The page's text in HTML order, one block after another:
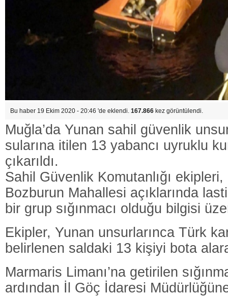
Bu haber 19 Ekim 2020 - 20:46 'de eklendi. 167.866 kez görüntülendi.
Muğla’da Yunan sahil güvenlik
sularına itilen 13 yabancı uyruklu
çıkarıldı.
Sahil Güvenlik Komutanlığı ekipleri,
Bozburun Mahallesi açıklarında
bir grup sığınmacı olduğu bilgisi
Ekipler, Yunan unsurlarınca Türk
belirlenen saldaki 13 kişiyi bota
Marmaris Limanı’na getirilen
ardından İl Göç İdaresi